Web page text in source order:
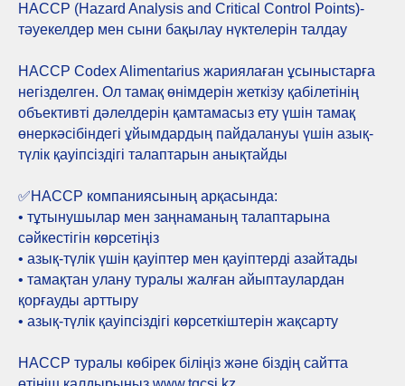
HACCP (Hazard Analysis and Critical Control Points)-
тәуекелдер мен сыни бақылау нүктелерін талдау
HACCP Codex Alimentarius жариялаған ұсыныстарға
негізделген. Ол тамақ өнімдерін жеткізу қабілетінің
объективті дәлелдерін қамтамасыз ету үшін тамақ
өнеркәсібіндегі ұйымдардың пайдалануы үшін азық-
түлік қауіпсіздігі талаптарын анықтайды
✅️HACCP компаниясының арқасында:
• тұтынушылар мен заңнаманың талаптарына
сәйкестігін көрсетіңіз
• азық-түлік үшін қауіптер мен қауіптерді азайтады
• тамақтан улану туралы жалған айыптаулардан
қорғауды арттыру
• азық-түлік қауіпсіздігі көрсеткіштерін жақсарту
HACCP туралы көбірек біліңіз және біздің сайтта